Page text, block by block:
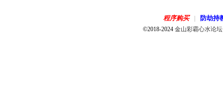
程序购买 防劫持
©2018-2024金山彩霸心水论坛